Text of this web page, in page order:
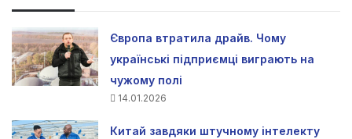
Європа втратила драйв. Чому
українські підприємці виграють на
чужому полі
14.01.2026
Китай завдяки штучному інтелекту